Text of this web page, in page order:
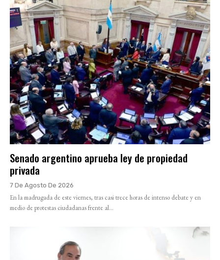
Senado argentino aprueba ley de propiedad
privada
7 De Agosto De 2026
En la madrugada de este viernes, tras casi trece horas de intenso debate y en
medio de protestas ciudadanas frente al...